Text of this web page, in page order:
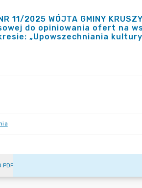
11/2025 WÓJTA GMINY
do opiniowania ofert na
„Upowszechniania
PDF